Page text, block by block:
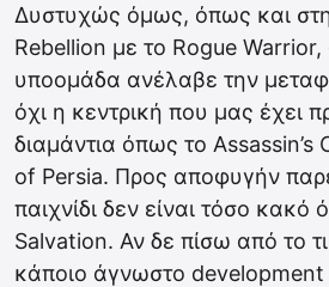
Δυστυχώς όμως, όπως και
Rebellion με το Rogue Warrior,
υποομάδα ανέλαβε την
όχι η κεντρική που μας έχει
διαμάντια όπως το Assassin’s
οf Persia. Προς αποφυγήν
παιχνίδι δεν είναι τόσο
Salvation. Αν δε πίσω από το
κάποιο άγνωστο